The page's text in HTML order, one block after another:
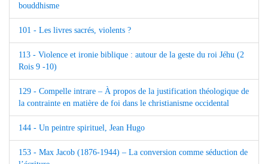
bouddhisme
101 - Les livres sacrés, violents ?
113 - Violence et ironie biblique : autour de la geste du roi Jéhu (2
Rois 9 -10)
129 - Compelle intrare – À propos de la justification théologique de
la contrainte en matière de foi dans le christianisme occidental
144 - Un peintre spirituel, Jean Hugo
153 - Max Jacob (1876-1944) – La conversion comme séduction de